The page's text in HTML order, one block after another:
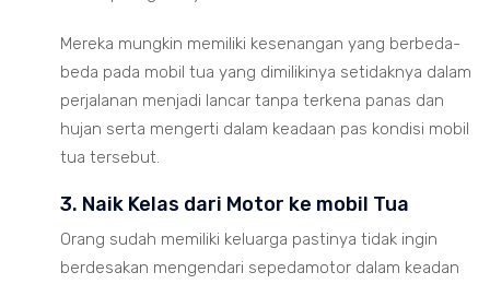
Mereka mungkin memiliki kesenangan yang berbeda-
beda pada mobil tua yang dimilikinya setidaknya dalam
perjalanan menjadi lancar tanpa terkena panas dan
hujan serta mengerti dalam keadaan pas kondisi mobil
tua tersebut.
3. Naik Kelas dari Motor ke mobil Tua
Orang sudah memiliki keluarga pastinya tidak ingin
berdesakan mengendari sepedamotor dalam keadan